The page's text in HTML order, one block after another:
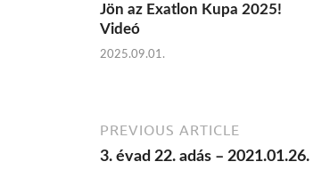
Jön az Exatlon Kupa 2025!
Videó
2025.09.01.
PREVIOUS ARTICLE
3. évad 22. adás – 2021.01.26.